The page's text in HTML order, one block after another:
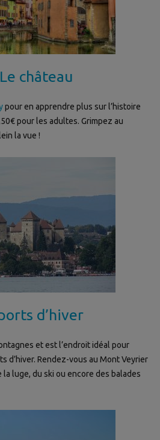
château
pour en apprendre plus sur l’histoire
pour les adultes. Grimpez au
la vue !
d’hiver
et est l’endroit idéal pour
d’hiver. Rendez-vous au Mont Veyrier
la luge, du ski ou encore des balades